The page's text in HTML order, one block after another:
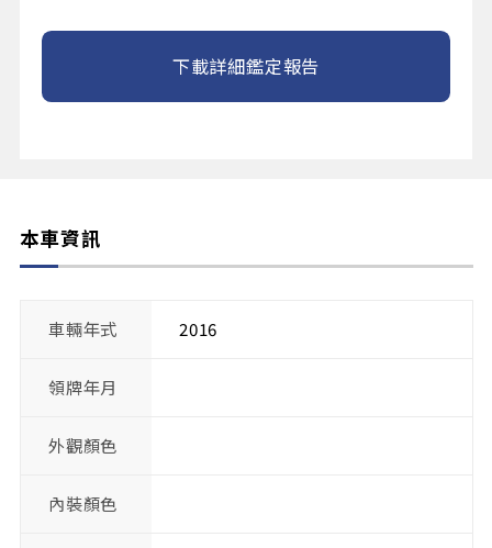
下載詳細鑑定報告
本車資訊
車輛年式 2016
領牌年月
外觀顏色
內裝顏色